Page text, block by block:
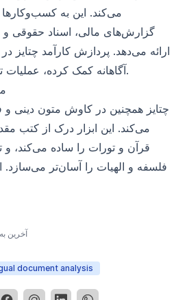
می‌کند. این به
گزارش‌های مالی، اسناد حقوقی و
ارائه می‌دهد. پردازش کارآمد چتایز
آگاهانه کمک کرده، عملیات تجاری را روان‌تر می‌کند.
چتایز همچنین در کاوش متون دینی و
می‌کند. این ابزار درک از کتب
قرآن و تورات را ساده می‌کند، و
فلسفه و الهیات را آسان‌تر می‌سازد.
آخرین
document analysis